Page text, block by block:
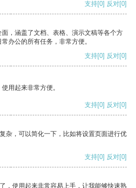
支持[0] 反对[0]
，涵盖了文档、表格、演示文稿等各个方
办公的所有任务，非常方便。
支持[0] 反对[0]
用起来非常方便。
支持[0] 反对[0]
杂，可以简化一下，比如将设置页面进行优
支持[0] 反对[0]
，使用起来非常容易上手，让我能够快速熟